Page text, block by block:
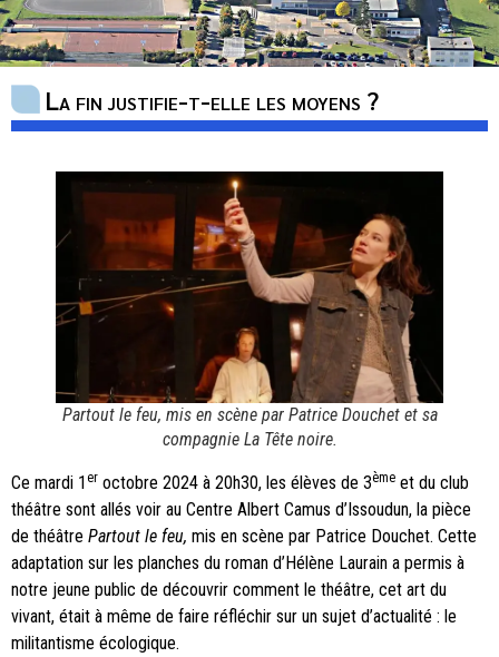
La fin justifie-t-elle les moyens ?
Partout le feu, mis en scène par Patrice Douchet et sa
compagnie La Tête noire.
Ce mardi 1er octobre 2024 à 20h30, les élèves de 3ème et du club
théâtre sont allés voir au Centre Albert Camus d’Issoudun, la pièce
de théâtre Partout le feu, mis en scène par Patrice Douchet. Cette
adaptation sur les planches du roman d’Hélène Laurain a permis à
notre jeune public de découvrir comment le théâtre, cet art du
vivant, était à même de faire réfléchir sur un sujet d’actualité : le
militantisme écologique.